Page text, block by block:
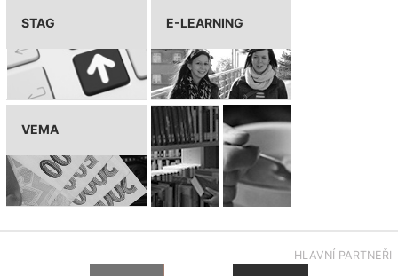
STAG E-LEARNING
VEMA
HLAVNÍ PARTNEŘI